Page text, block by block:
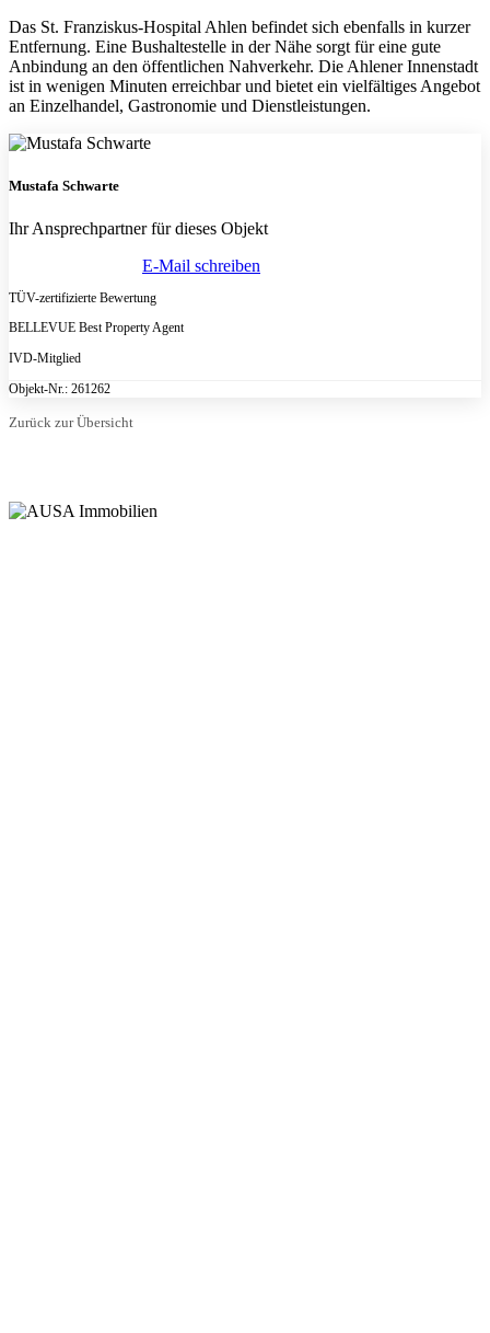
Das St. Franziskus-Hospital Ahlen befindet sich ebenfalls in kurzer
Entfernung. Eine Bushaltestelle in der Nähe sorgt für eine gute
Anbindung an den öffentlichen Nahverkehr. Die Ahlener Innenstadt
ist in wenigen Minuten erreichbar und bietet ein vielfältiges Angebot
an Einzelhandel, Gastronomie und Dienstleistungen.
Mustafa Schwarte
Ihr Ansprechpartner für dieses Objekt
E-Mail schreiben
TÜV-zertifizierte Bewertung
BELLEVUE Best Property Agent
IVD-Mitglied
Objekt-Nr.: 261262
Zurück zur Übersicht